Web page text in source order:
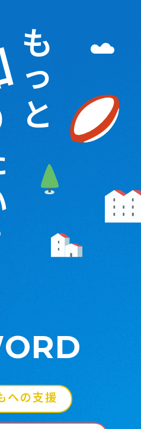
も
っ
と
への支援